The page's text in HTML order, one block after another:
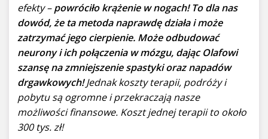
efekty –powróciło krążenie w nogach! To dla nas
dowód, że ta metoda naprawdę działa i może
zatrzymać jego cierpienie. Może odbudować
neurony i ich połączenia w mózgu, dając Olafowi
szansę na zmniejszenie spastyki oraz napadów
drgawkowych!Jednak koszty terapii, podróży i
pobytu są ogromne i przekraczają nasze
możliwości finansowe. Koszt jednej terapii to około
300 tys. zł!